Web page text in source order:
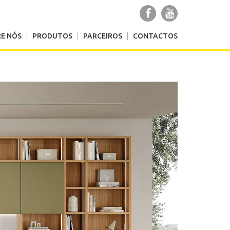
NÓS PRODUTOS PARCEIROS CONTACTOS